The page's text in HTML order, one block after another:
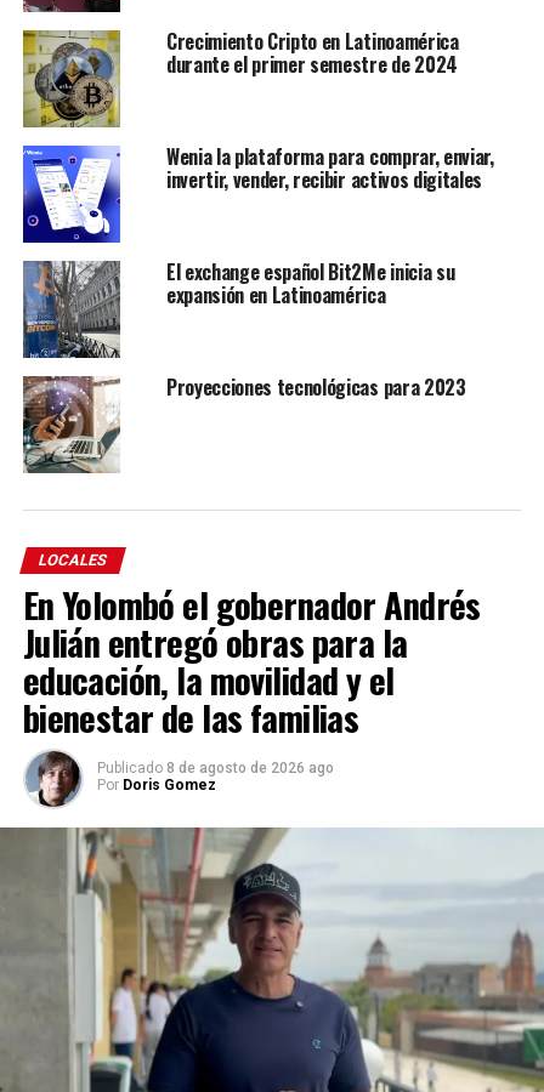
Crecimiento Cripto en Latinoamérica
durante el primer semestre de 2024
Wenia la plataforma para comprar, enviar,
invertir, vender, recibir activos digitales
El exchange español Bit2Me inicia su
expansión en Latinoamérica
Proyecciones tecnológicas para 2023
LOCALES
En Yolombó el gobernador Andrés
Julián entregó obras para la
educación, la movilidad y el
bienestar de las familias
Publicado 8 de agosto de 2026 ago
Por Doris Gomez